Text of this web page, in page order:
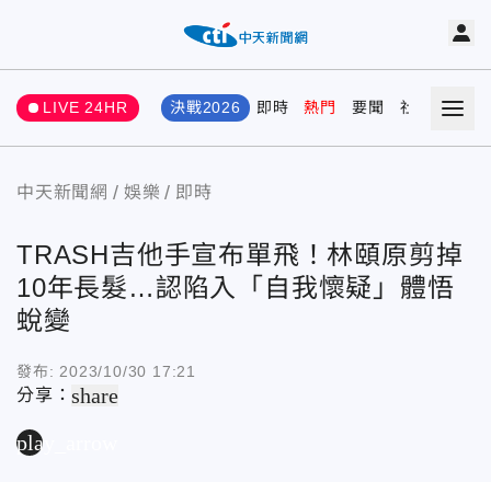
LIVE 24HR 決戰2026 即時 熱門 要聞 社會 娛樂
中天新聞網 娛樂 即時
TRASH吉他手宣布單飛！林頤原剪掉
10年長髮…認陷入「自我懷疑」體悟
蛻變
發布: 2023/10/30 17:21
分享：share
play_arrow